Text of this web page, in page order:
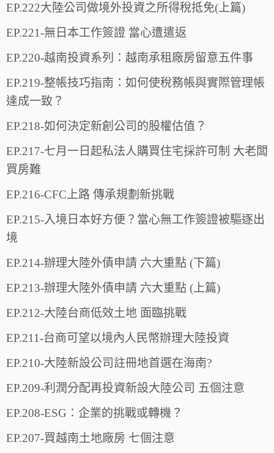
EP.222大陸公司做境外投資之所得稅抵免(上篇)
EP.221-無日本工作簽證 當心遭遣返
EP.220-越南投資系列：越南承租廠房留意五件事
EP.219-整帳技巧指南：如何使稅務帳與實際管理帳
達成一致？
EP.218-如何決定新創公司的股權估值？
EP.217-七月一日起私法人購買住宅採許可制 大老闆
買房難
EP.216-CFC上路 傳承規劃新挑戰
EP.215-入境日本好方便？當心無工作簽證被驅逐出
境
EP.214-辦理大陸外債申請 六大重點 (下篇)
EP.213-辦理大陸外債申請 六大重點 (上篇)
EP.212-大陸台商低效土地 面臨挑戰
EP.211-台商可望以境內人民幣辦理大陸投資
EP.210-大陸新設公司註冊地首選在海南?
EP.209-利潤分配再投資新設大陸公司 五個注意
EP.208-ESG：企業的挑戰或轉機？
EP.207-買越南土地廠房 七個注意